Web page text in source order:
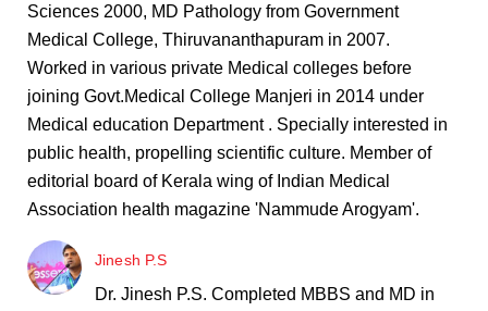
Sciences 2000, MD Pathology from Government
Medical College, Thiruvananthapuram in 2007.
Worked in various private Medical colleges before
joining Govt.Medical College Manjeri in 2014 under
Medical education Department . Specially interested in
public health, propelling scientific culture. Member of
editorial board of Kerala wing of Indian Medical
Association health magazine 'Nammude Arogyam'.
Jinesh P.S
Dr. Jinesh P.S. Completed MBBS and MD in